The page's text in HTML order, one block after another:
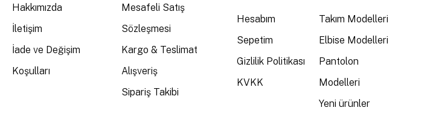
Hakkımızda
İletişim
İade ve Değişim
Koşulları
Mesafeli Satış
Sözleşmesi
Kargo & Teslimat
Alışveriş
Sipariş Takibi
Hesabım
Sepetim
Gizlilik Politikası
KVKK
Takım Modelleri
Elbise Modelleri
Pantolon
Modelleri
Yeni ürünler